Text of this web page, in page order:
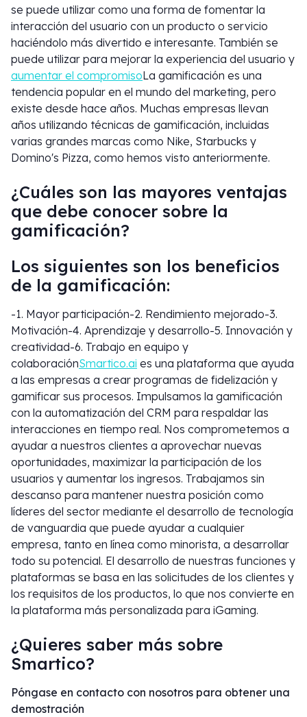
se puede utilizar como una forma de fomentar la
interacción del usuario con un producto o servicio
haciéndolo más divertido e interesante. También se
puede utilizar para mejorar la experiencia del usuario y
aumentar el compromisoLa gamificación es una
tendencia popular en el mundo del marketing, pero
existe desde hace años. Muchas empresas llevan
años utilizando técnicas de gamificación, incluidas
varias grandes marcas como Nike, Starbucks y
Domino's Pizza, como hemos visto anteriormente.
¿Cuáles son las mayores ventajas
que debe conocer sobre la
gamificación?
Los siguientes son los beneficios
de la gamificación:
-1. Mayor participación-2. Rendimiento mejorado-3.
Motivación-4. Aprendizaje y desarrollo-5. Innovación y
creatividad-6. Trabajo en equipo y
colaboraciónSmartico.ai es una plataforma que ayuda
a las empresas a crear programas de fidelización y
gamificar sus procesos. Impulsamos la gamificación
con la automatización del CRM para respaldar las
interacciones en tiempo real. Nos comprometemos a
ayudar a nuestros clientes a aprovechar nuevas
oportunidades, maximizar la participación de los
usuarios y aumentar los ingresos. Trabajamos sin
descanso para mantener nuestra posición como
líderes del sector mediante el desarrollo de tecnología
de vanguardia que puede ayudar a cualquier
empresa, tanto en línea como minorista, a desarrollar
todo su potencial. El desarrollo de nuestras funciones y
plataformas se basa en las solicitudes de los clientes y
los requisitos de los productos, lo que nos convierte en
la plataforma más personalizada para iGaming.
¿Quieres saber más sobre
Smartico?
Póngase en contacto con nosotros para obtener una
demostración